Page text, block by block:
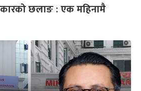
छलाङ : एक महिनामै